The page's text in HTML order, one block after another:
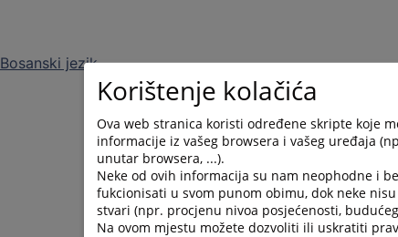
Bosanski jezik
Korištenje kolačića
Ova web stranica koristi određene skripte koje
informacije iz vašeg browsera i vašeg uređaja
unutar browsera, ...).
Neke od ovih informacija su nam neophodne i
fukcionisati u svom punom obimu, dok neke
stvari (npr. procjenu nivoa posjećenosti,
Na ovom mjestu možete dozvoliti ili uskratiti